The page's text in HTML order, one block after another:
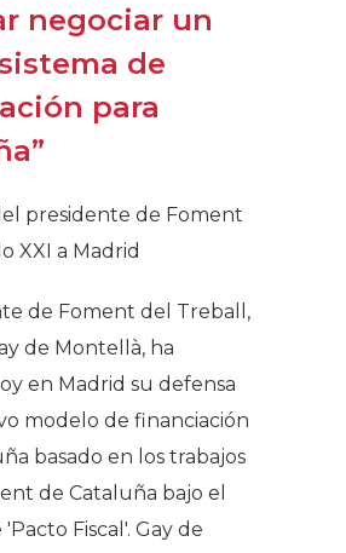
negociar un
de
para
presidente de Foment
XXI a Madrid
de Foment del Treball,
de Montellà, ha
en Madrid su defensa
modelo de financiación
basado en los trabajos
de Cataluña bajo el
Fiscal'. Gay de